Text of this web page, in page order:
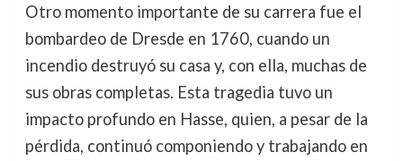
Otro momento importante de su carrera fue el
bombardeo de Dresde en 1760, cuando un
incendio destruyó su casa y, con ella, muchas de
sus obras completas. Esta tragedia tuvo un
impacto profundo en Hasse, quien, a pesar de la
pérdida, continuó componiendo y trabajando en